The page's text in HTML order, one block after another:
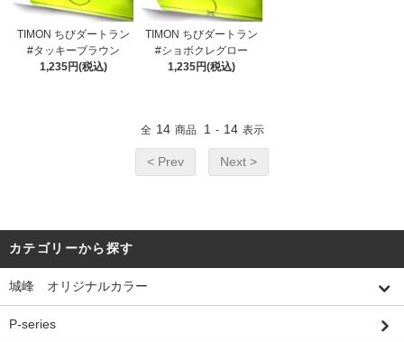
TIMON ちびダートラン
#タッキーブラウン
1,235円(税込)
TIMON ちびダートラン
#ショボクレグロー
1,235円(税込)
全 14 商品 1 - 14 表示
< Prev Next >
カテゴリーから探す
城峰 オリジナルカラー
P-series